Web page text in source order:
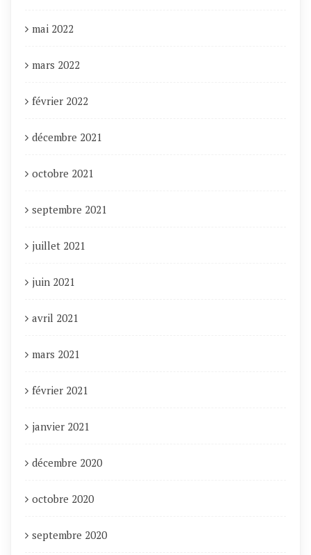
mai 2022
mars 2022
février 2022
décembre 2021
octobre 2021
septembre 2021
juillet 2021
juin 2021
avril 2021
mars 2021
février 2021
janvier 2021
décembre 2020
octobre 2020
septembre 2020